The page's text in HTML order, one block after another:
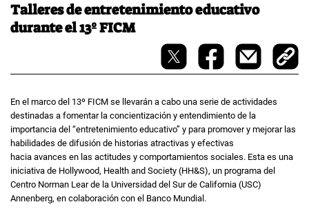
Talleres de entretenimiento educativo
durante el 13º FICM
En el marco del 13º FICM se llevarán a cabo una serie de actividades
destinadas a fomentar la concientización y entendimiento de la
importancia del “entretenimiento educativo” y para promover y mejorar las
habilidades de difusión de historias atractivas y efectivas
hacia avances en las actitudes y comportamientos sociales. Esta es una
iniciativa de Hollywood, Health and Society (HH&S), un programa del
Centro Norman Lear de la Universidad del Sur de California (USC)
Annenberg, en colaboración con el Banco Mundial.